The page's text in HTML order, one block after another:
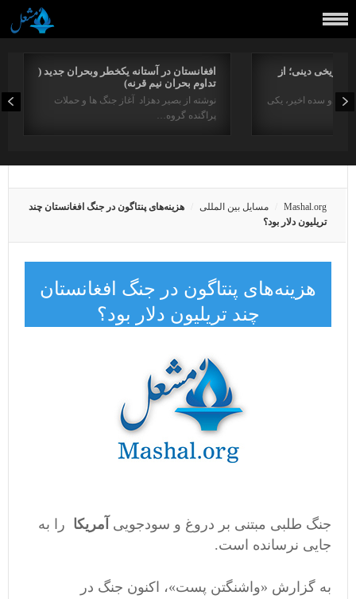
افغانستان در آستانه یکخطر وبحران جدید (
تداوم بحران نیم قرنه)
نوشته از بصیر دهزاد آغاز جنگ ها و حملات
پراگنده گروه…
دینی؛ از
در دو سده اخیر، یکی
Mashal.org مسایل بین المللی
هزینه‌های پنتاگون در جنگ افغانستان چند
تریلیون دلار بود؟
هزینه‌های پنتاگون در جنگ افغانستان
چند تریلیون دلار بود؟
جنگ طلبی مبتنی بر دروغ و سودجویی آمریکا را به
جایی نرسانده است.
به گزارش «واشنگتن پست»، اکنون جنگ در